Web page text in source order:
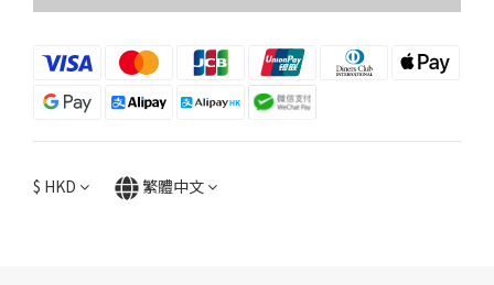
$ HKD 繁體中文